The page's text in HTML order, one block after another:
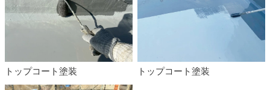
トップコート塗装 トップコート塗装